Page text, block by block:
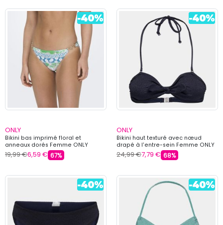
ONLY
Bikini bas imprimé floral et
anneaux dorés Femme ONLY
19,99 €6,59 € 67%
ONLY
Bikini haut texturé avec nœud
drapé à l'entre-sein Femme ONLY
24,99 €7,79 € 68%